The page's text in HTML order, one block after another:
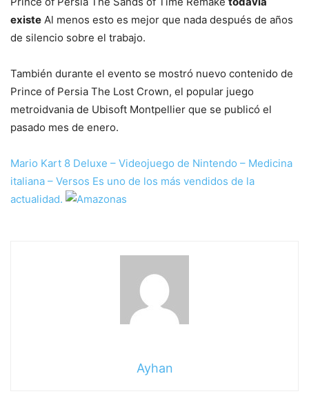
existe Al menos esto es mejor que nada después de años
de silencio sobre el trabajo.
También durante el evento se mostró nuevo contenido de
Prince of Persia The Lost Crown, el popular juego
metroidvania de Ubisoft Montpellier que se publicó el
pasado mes de enero.
Mario Kart 8 Deluxe – Videojuego de Nintendo – Medicina
italiana – Versos Es uno de los más vendidos de la
actualidad.
Ayhan